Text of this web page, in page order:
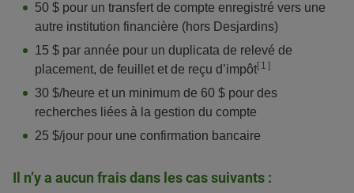
50 $ pour un transfert de compte enregistré vers une
autre institution financière (hors Desjardins)
15 $ par année pour un duplicata de relevé de
placement, de feuillet et de reçu d’impôt[
note
1 ]
30 $/heure et un minimum de 60 $ pour des
recherches liées à la gestion du compte
25 $/jour pour une confirmation bancaire
Il n’y a aucun frais dans les cas suivants :